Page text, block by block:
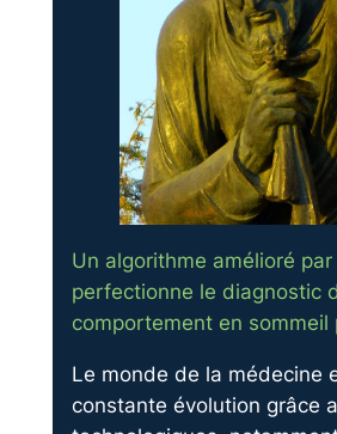
Un algorithme amélioré par
perfectionne le diagnostic
comportement en sommeil
Le monde de la médecine
constante évolution grâce